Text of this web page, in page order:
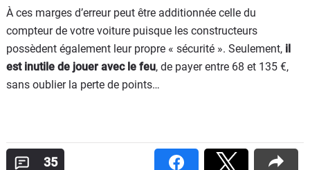
À ces marges d’erreur peut être additionnée celle du
compteur de votre voiture puisque les constructeurs
possèdent également leur propre « sécurité ». Seulement, il
est inutile de jouer avec le feu, de payer entre 68 et 135 €,
sans oublier la perte de points…
35